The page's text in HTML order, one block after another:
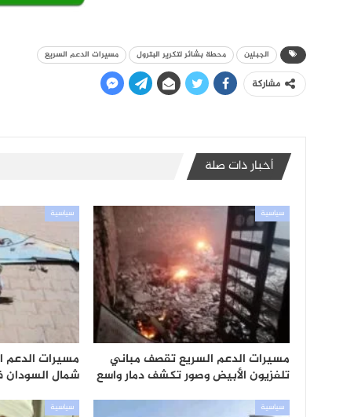
الجبلين محطة بشائر لتكرير البترول مسيرات الدعم السريع
مشاركة
أخبار ذات صلة
سياسية
مسيرات الدعم السريع تقصف مباني
تلفزيون الأبيض وصور تكشف دمار واسع
سياسية
مسيرات الدعم
شمال السودان
سياسية سياسية